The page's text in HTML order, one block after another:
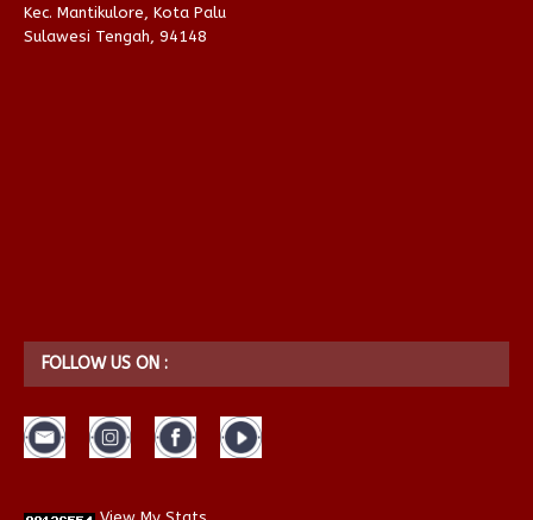
Kec. Mantikulore, Kota Palu
Sulawesi Tengah, 94148
FOLLOW US ON :